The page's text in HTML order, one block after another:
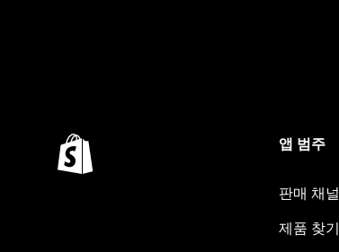
앱 범주
판매 채널
제품 찾기